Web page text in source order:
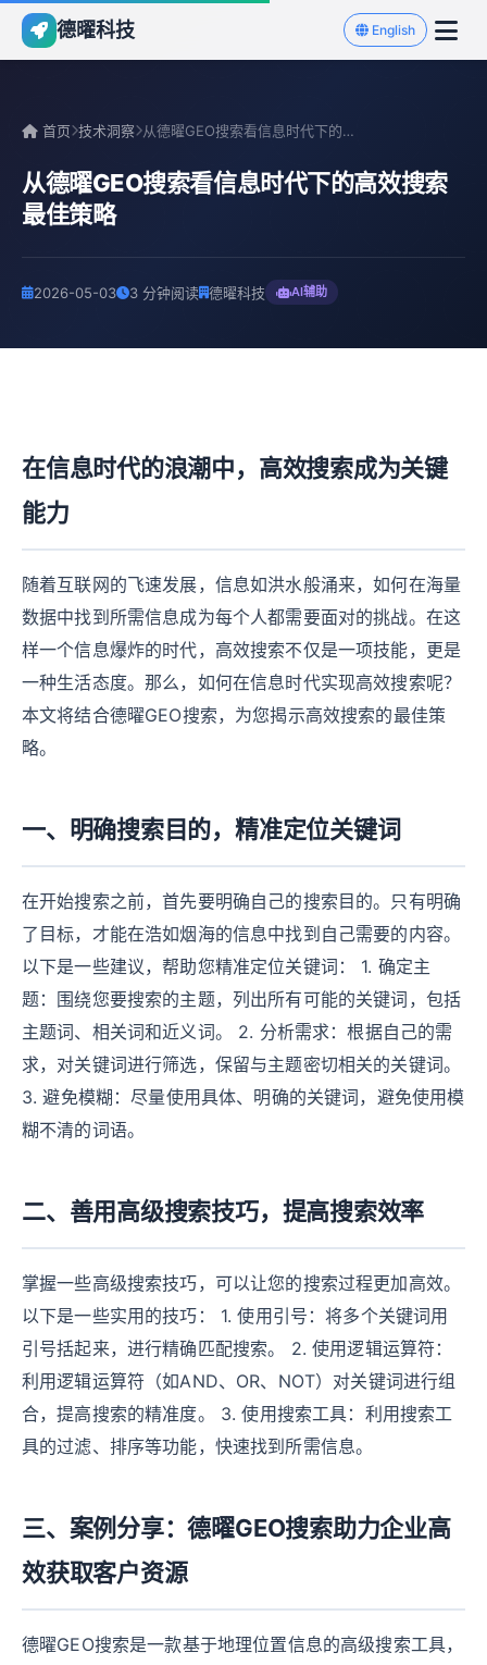
德曜科技 English
首页 技术洞察 从德曜GEO搜索看信息时代下的高效搜索最佳策略
从德曜GEO搜索看信息时代下的高效搜索
最佳策略
2026-05-03 3 分钟阅读 德曜科技 AI辅助
在信息时代的浪潮中，高效搜索成为关键
能力
随着互联网的飞速发展，信息如洪水般涌来，如何在海量
数据中找到所需信息成为每个人都需要面对的挑战。在这
样一个信息爆炸的时代，高效搜索不仅是一项技能，更是
一种生活态度。那么，如何在信息时代实现高效搜索呢？
本文将结合德曜GEO搜索，为您揭示高效搜索的最佳策
略。
一、明确搜索目的，精准定位关键词
在开始搜索之前，首先要明确自己的搜索目的。只有明确
了目标，才能在浩如烟海的信息中找到自己需要的内容。
以下是一些建议，帮助您精准定位关键词： 1. 确定主
题：围绕您要搜索的主题，列出所有可能的关键词，包括
主题词、相关词和近义词。 2. 分析需求：根据自己的需
求，对关键词进行筛选，保留与主题密切相关的关键词。
3. 避免模糊：尽量使用具体、明确的关键词，避免使用模
糊不清的词语。
二、善用高级搜索技巧，提高搜索效率
掌握一些高级搜索技巧，可以让您的搜索过程更加高效。
以下是一些实用的技巧： 1. 使用引号：将多个关键词用
引号括起来，进行精确匹配搜索。 2. 使用逻辑运算符：
利用逻辑运算符（如AND、OR、NOT）对关键词进行组
合，提高搜索的精准度。 3. 使用搜索工具：利用搜索工
具的过滤、排序等功能，快速找到所需信息。
三、案例分享：德曜GEO搜索助力企业高
效获取客户资源
德曜GEO搜索是一款基于地理位置信息的高级搜索工具，